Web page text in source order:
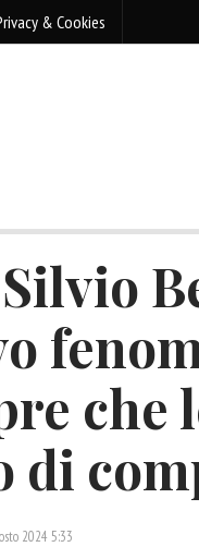
& Cookies
che
di
2024 5:33